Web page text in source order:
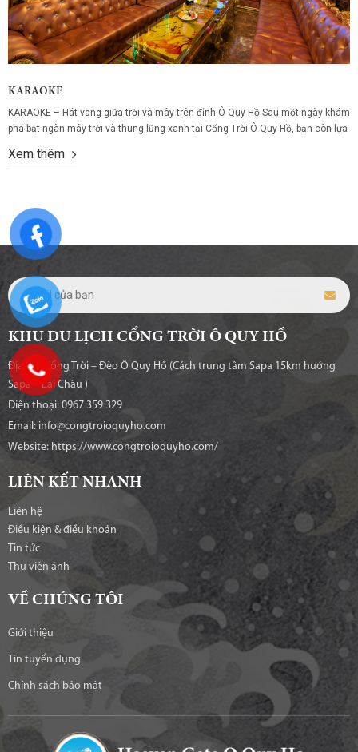
KARAOKE
KARAOKE – Hát vang giữa trời và mây trên đỉnh Ô Quy Hồ Sau một ngày khám
phá bạt ngàn mây trời và thung lũng xanh tại Cổng Trời Ô Quy Hồ, bạn còn lựa
gian riêng tư, hiện...
Xem thêm
KHU DU LỊCH CỔNG TRỜI Ô QUY HỒ
Địa chỉ: Cổng Trời – Đèo Ô Quy Hồ (Cách trung tâm Sapa 15km hướng
Sapa – Lai Châu )
Điện thoại: 0967 359 329
Email: info@congtroioquyho.com
Website: https://www.congtroioquyho.com/
LIÊN KẾT NHANH
Liên hệ
Điều kiện & điều khoản
Tin tức
Thư viện ảnh
VỀ CHÚNG TÔI
Giới thiệu
Tin tuyển dụng
Chính sách bảo mật